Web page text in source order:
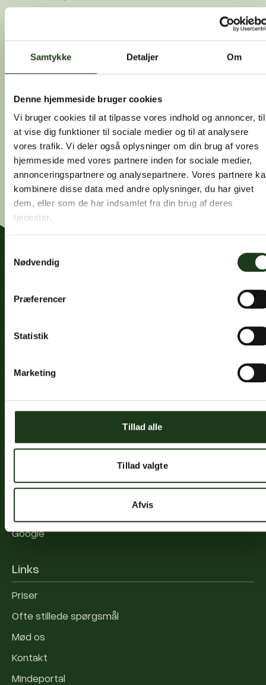
Samtykke Detaljer Om
Denne hjemmeside bruger cookies
Vi bruger cookies til at tilpasse vores indhold og annoncer, til
at vise dig funktioner til sociale medier og til at analysere
vores trafik. Vi deler også oplysninger om din brug af vores
hjemmeside med vores partnere inden for sociale medier,
annonceringspartnere og analysepartnere. Vores partnere
kombinere disse data med andre oplysninger, du har givet
dem, eller som de har indsamlet fra din brug af deres
tjenester.
Nødvendig
Præferencer
Statistik
Marketing
Tillad alle
Tillad valgte
Afvis
vandkraft. Urnen kan anvendes ved både askespredning
forbindelse med nedsænknings­ceremonien.
1.000 kr.
Produktvideo
Se vores produktvideo for nærmere detaljer
Fredericiavej 69B, st.
CVR: 32334512
Sociale medier
Instagram
Google
Links
Priser
Ofte stillede spørgsmål
Mød os
Kontakt
Mindeportal